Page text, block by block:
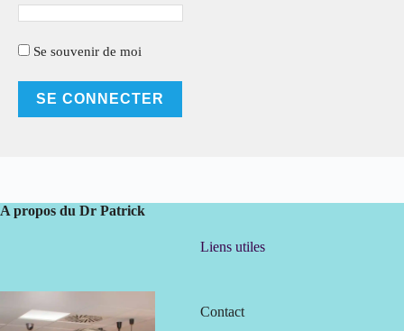
Se souvenir de moi
A propos du Dr Patrick
Liens utiles
Contact